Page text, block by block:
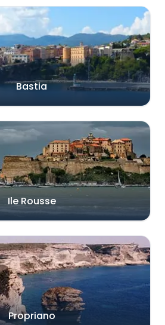
Bastia
Ile Rousse
Propriano